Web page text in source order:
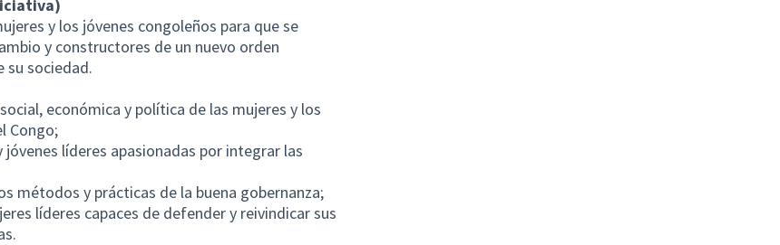
y los jóvenes congoleños para que se
y constructores de un nuevo orden
su sociedad.
económica y política de las mujeres y los
Congo;
líderes apasionadas por integrar las
métodos y prácticas de la buena gobernanza;
líderes capaces de defender y reivindicar sus